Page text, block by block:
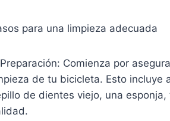
para una limpieza adecuada
Preparación: Comienza por
de tu bicicleta. Esto incluye
de dientes viejo, una